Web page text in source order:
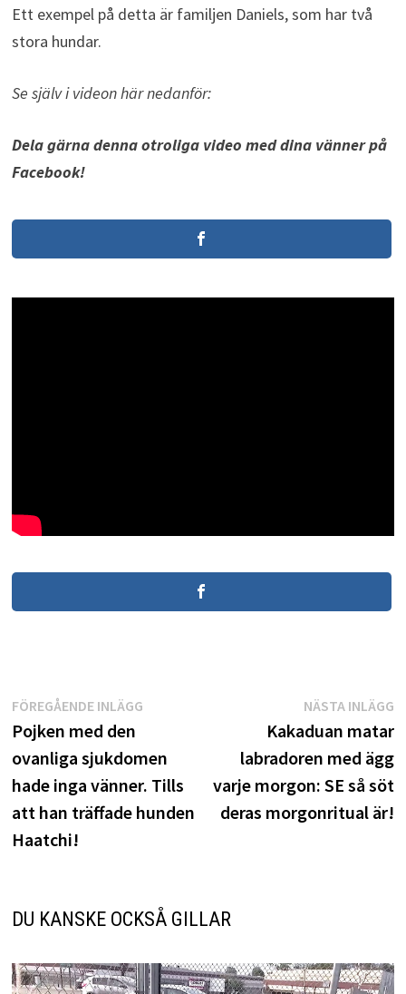
Ett exempel på detta är familjen Daniels, som har två
stora hundar.
Se själv i videon här nedanför:
Dela gärna denna otroliga video med dina vänner på
Facebook!
Inläggsnavigering
FÖREGÅENDE INLÄGGFöregående
Pojken med den
ovanliga sjukdomen
hade inga vänner. Tills
att han träffade hunden
Haatchi!
NÄSTA INLÄGG
Kakaduan matar
labradoren med ägg
varje morgon: SE så söt
deras morgonritual är!
DU KANSKE OCKSÅ GILLAR